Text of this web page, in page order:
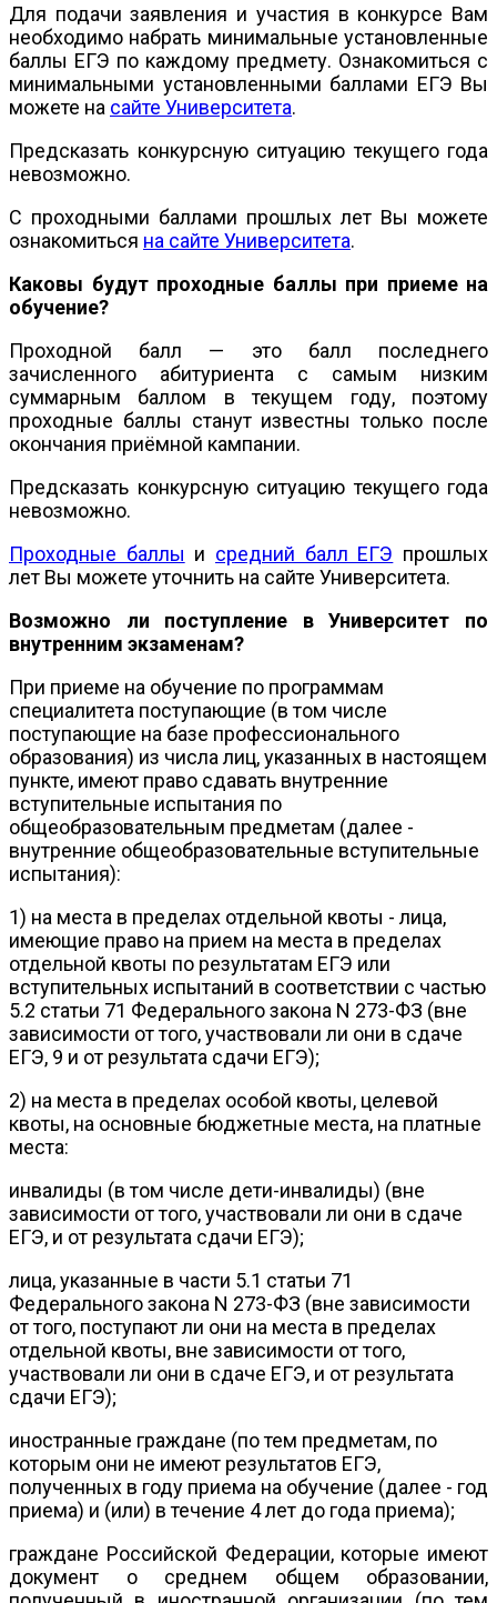
Для подачи заявления и участия в конкурсе Вам
необходимо набрать минимальные установленные
баллы ЕГЭ по каждому предмету. Ознакомиться с
минимальными установленными баллами ЕГЭ Вы
можете на сайте Университета.
Предсказать конкурсную ситуацию текущего года
невозможно.
С проходными баллами прошлых лет Вы можете
ознакомиться на сайте Университета.
Каковы будут проходные баллы при приеме на
обучение?
Проходной балл — это балл последнего
зачисленного абитуриента с самым низким
суммарным баллом в текущем году, поэтому
проходные баллы станут известны только после
окончания приёмной кампании.
Предсказать конкурсную ситуацию текущего года
невозможно.
Проходные баллы и средний балл ЕГЭ прошлых
лет Вы можете уточнить на сайте Университета.
Возможно ли поступление в Университет по
внутренним экзаменам?
При приеме на обучение по программам
специалитета поступающие (в том числе
поступающие на базе профессионального
образования) из числа лиц, указанных в настоящем
пункте, имеют право сдавать внутренние
вступительные испытания по
общеобразовательным предметам (далее -
внутренние общеобразовательные вступительные
испытания):
1) на места в пределах отдельной квоты - лица,
имеющие право на прием на места в пределах
отдельной квоты по результатам ЕГЭ или
вступительных испытаний в соответствии с частью
5.2 статьи 71 Федерального закона N 273-ФЗ (вне
зависимости от того, участвовали ли они в сдаче
ЕГЭ, 9 и от результата сдачи ЕГЭ);
2) на места в пределах особой квоты, целевой
квоты, на основные бюджетные места, на платные
места:
инвалиды (в том числе дети-инвалиды) (вне
зависимости от того, участвовали ли они в сдаче
ЕГЭ, и от результата сдачи ЕГЭ);
лица, указанные в части 5.1 статьи 71
Федерального закона N 273-ФЗ (вне зависимости
от того, поступают ли они на места в пределах
отдельной квоты, вне зависимости от того,
участвовали ли они в сдаче ЕГЭ, и от результата
сдачи ЕГЭ);
иностранные граждане (по тем предметам, по
которым они не имеют результатов ЕГЭ,
полученных в году приема на обучение (далее - год
приема) и (или) в течение 4 лет до года приема);
граждане Российской Федерации, которые имеют
документ о среднем общем образовании,